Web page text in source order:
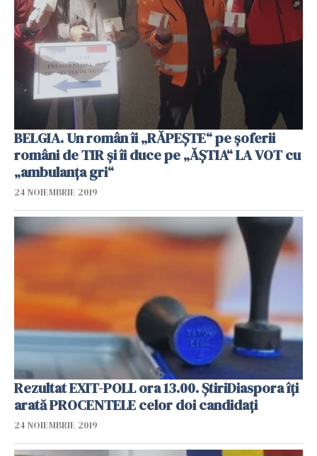
BELGIA. Un român îi „RĂPEȘTE“ pe șoferii
români de TIR și îi duce pe „ĂȘTIA“ LA VOT cu
„ambulanța gri“
24 NOIEMBRIE 2019
Rezultat EXIT-POLL ora 13.00. ȘtiriDiaspora îți
arată PROCENTELE celor doi candidați
24 NOIEMBRIE 2019